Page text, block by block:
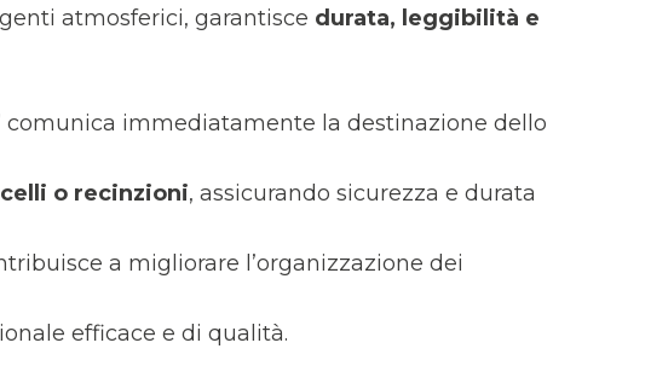
atmosferici, garantisce durata, leggibilità e
immediatamente la destinazione dello
o recinzioni, assicurando sicurezza e durata
a migliorare l’organizzazione dei
efficace e di qualità.